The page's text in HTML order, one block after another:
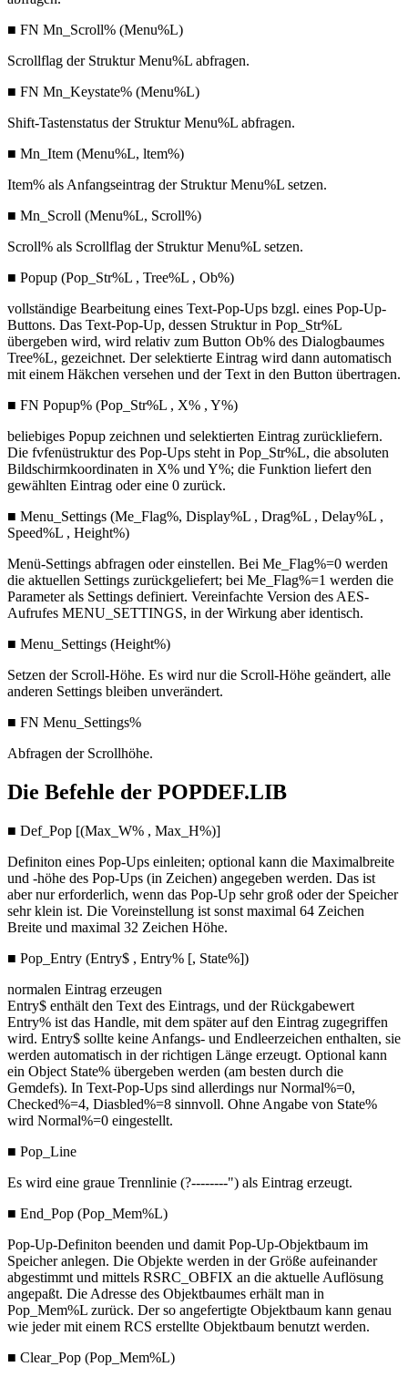
■ FN Mn_Scroll% (Menu%L)
Scrollflag der Struktur Menu%L abfragen.
■ FN Mn_Keystate% (Menu%L)
Shift-Tastenstatus der Struktur Menu%L abfragen.
■ Mn_Item (Menu%L, ltem%)
Item% als Anfangseintrag der Struktur Menu%L setzen.
■ Mn_Scroll (Menu%L, Scroll%)
Scroll% als Scrollflag der Struktur Menu%L setzen.
■ Popup (Pop_Str%L , Tree%L , Ob%)
vollständige Bearbeitung eines Text-Pop-Ups bzgl. eines Pop-Up-
Buttons. Das Text-Pop-Up, dessen Struktur in Pop_Str%L
übergeben wird, wird relativ zum Button Ob% des Dialogbaumes
Tree%L, gezeichnet. Der selektierte Eintrag wird dann automatisch
mit einem Häkchen versehen und der Text in den Button übertragen.
■ FN Popup% (Pop_Str%L , X% , Y%)
beliebiges Popup zeichnen und selektierten Eintrag zurückliefern.
Die fvfenüstruktur des Pop-Ups steht in Pop_Str%L, die absoluten
Bildschirmkoordinaten in X% und Y%; die Funktion liefert den
gewählten Eintrag oder eine 0 zurück.
■ Menu_Settings (Me_Flag%, Display%L , Drag%L , Delay%L ,
Speed%L , Height%)
Menü-Settings abfragen oder einstellen. Bei Me_Flag%=0 werden
die aktuellen Settings zurückgeliefert; bei Me_Flag%=1 werden die
Parameter als Settings definiert. Vereinfachte Version des AES-
Aufrufes MENU_SETTINGS, in der Wirkung aber identisch.
■ Menu_Settings (Height%)
Setzen der Scroll-Höhe. Es wird nur die Scroll-Höhe geändert, alle
anderen Settings bleiben unverändert.
■ FN Menu_Settings%
Abfragen der Scrollhöhe.
Die Befehle der POPDEF.LIB
■ Def_Pop [(Max_W% , Max_H%)]
Definiton eines Pop-Ups einleiten; optional kann die Maximalbreite
und -höhe des Pop-Ups (in Zeichen) angegeben werden. Das ist
aber nur erforderlich, wenn das Pop-Up sehr groß oder der Speicher
sehr klein ist. Die Voreinstellung ist sonst maximal 64 Zeichen
Breite und maximal 32 Zeichen Höhe.
■ Pop_Entry (Entry$ , Entry% [, State%])
normalen Eintrag erzeugen
Entry$ enthält den Text des Eintrags, und der Rückgabewert
Entry% ist das Handle, mit dem später auf den Eintrag zugegriffen
wird. Entry$ sollte keine Anfangs- und Endleerzeichen enthalten, sie
werden automatisch in der richtigen Länge erzeugt. Optional kann
ein Object State% übergeben werden (am besten durch die
Gemdefs). In Text-Pop-Ups sind allerdings nur Normal%=0,
Checked%=4, Diasbled%=8 sinnvoll. Ohne Angabe von State%
wird Normal%=0 eingestellt.
■ Pop_Line
Es wird eine graue Trennlinie (?--------") als Eintrag erzeugt.
■ End_Pop (Pop_Mem%L)
Pop-Up-Definiton beenden und damit Pop-Up-Objektbaum im
Speicher anlegen. Die Objekte werden in der Größe aufeinander
abgestimmt und mittels RSRC_OBFIX an die aktuelle Auflösung
angepaßt. Die Adresse des Objektbaumes erhält man in
Pop_Mem%L zurück. Der so angefertigte Objektbaum kann genau
wie jeder mit einem RCS erstellte Objektbaum benutzt werden.
■ Clear_Pop (Pop_Mem%L)